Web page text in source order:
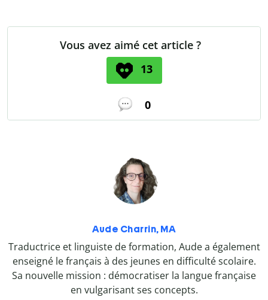
Vous avez aimé cet article ?
13
0
Aude Charrin, MA
Traductrice et linguiste de formation, Aude a également
enseigné le français à des jeunes en difficulté scolaire.
Sa nouvelle mission : démocratiser la langue française
en vulgarisant ses concepts.